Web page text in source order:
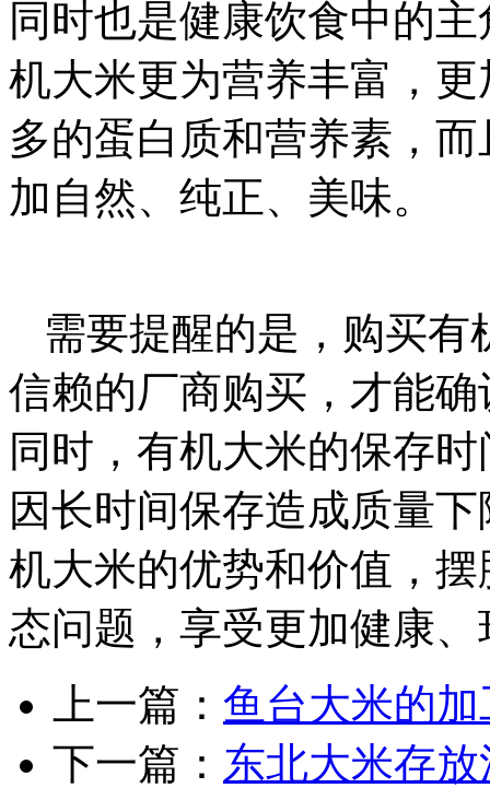
同时也是健康饮食中的
机大米更为营养丰富，
多的蛋白质和营养素，
加自然、纯正、美味。
需要提醒的是，购买
信赖的厂商购买，才能
同时，有机大米的保存
因长时间保存造成质量
机大米的优势和价值，
态问题，享受更加健康
上一篇： 鱼台大米的
下一篇： 东北大米存